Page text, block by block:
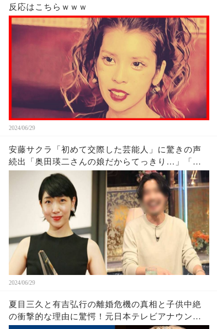
反応はこちらｗｗｗ
2024/06/29
安藤サクラ「初めて交際した芸能人」に驚きの声
続出「奥田瑛二さんの娘だからてっきり…」「イ
メージ違ったよね」
2024/06/29
夏目三久と有吉弘行の離婚危機の真相と子供中絶
の衝撃的な理由に驚愕！元日本テレビアナウンサ